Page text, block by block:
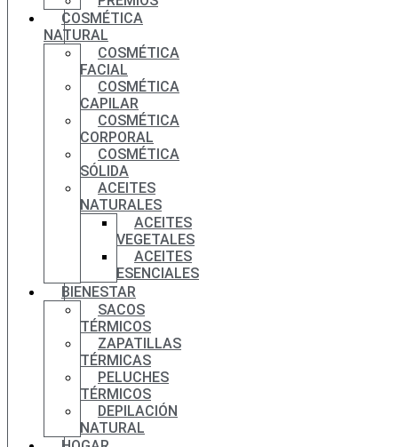
COSMÉTICA
NATURAL
COSMÉTICA
FACIAL
COSMÉTICA
CAPILAR
COSMÉTICA
CORPORAL
COSMÉTICA
SÓLIDA
ACEITES
NATURALES
ACEITES
VEGETALES
ACEITES
ESENCIALES
BIENESTAR
SACOS
TÉRMICOS
ZAPATILLAS
TÉRMICAS
PELUCHES
TÉRMICOS
DEPILACIÓN
NATURAL